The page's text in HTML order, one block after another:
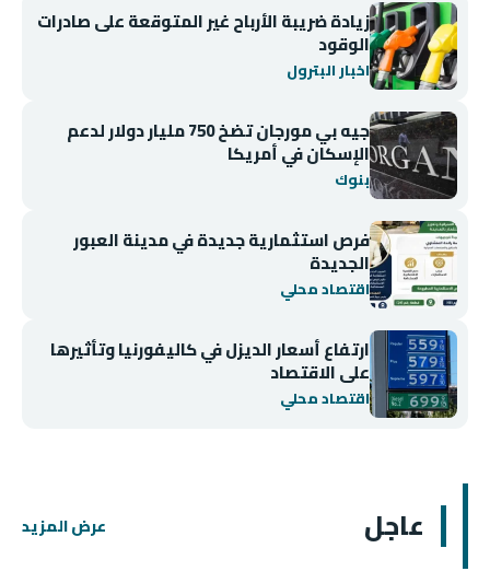
زيادة ضريبة الأرباح غير المتوقعة على صادرات
الوقود
اخبار البترول
جيه بي مورجان تضخ 750 مليار دولار لدعم
الإسكان في أمريكا
بنوك
فرص استثمارية جديدة في مدينة العبور
الجديدة
اقتصاد محلي
ارتفاع أسعار الديزل في كاليفورنيا وتأثيرها
على الاقتصاد
اقتصاد محلي
عاجل عرض المزيد